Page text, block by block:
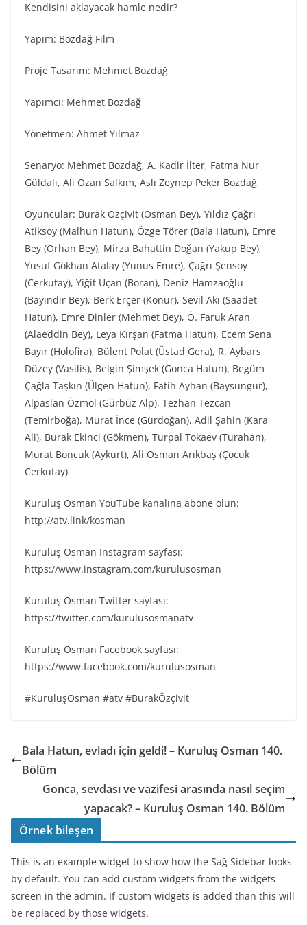
Kendisini aklayacak hamle nedir?
Yapım: Bozdağ Fi̇lm
Proje Tasarım: Mehmet Bozdağ
Yapımcı: Mehmet Bozdağ
Yönetmen: Ahmet Yılmaz
Senaryo: Mehmet Bozdağ, A. Kadir İlter, Fatma Nur
Güldalı, Ali Ozan Salkım, Aslı Zeynep Peker Bozdağ
Oyuncular: Burak Özçivit (Osman Bey), Yıldız Çağrı
Atiksoy (Malhun Hatun), Özge Törer (Bala Hatun), Emre
Bey (Orhan Bey), Mirza Bahattin Doğan (Yakup Bey),
Yusuf Gökhan Atalay (Yunus Emre), Çağrı Şensoy
(Cerkutay), Yiğit Uçan (Boran), Deniz Hamzaoğlu
(Bayındır Bey), Berk Erçer (Konur), Sevil Akı (Saadet
Hatun), Emre Dinler (Mehmet Bey), Ö. Faruk Aran
(Alaeddin Bey), Leya Kırşan (Fatma Hatun), Ecem Sena
Bayır (Holofira), Bülent Polat (Üstad Gera), R. Aybars
Düzey (Vasilis), Belgin Şimşek (Gonca Hatun), Begüm
Çağla Taşkın (Ülgen Hatun), Fatih Ayhan (Baysungur),
Alpaslan Özmol (Gürbüz Alp), Tezhan Tezcan
(Temirboğa), Murat İnce (Gürdoğan), Adil Şahin (Kara
Ali), Burak Ekinci (Gökmen), Turpal Tokaev (Turahan),
Murat Boncuk (Aykurt), Ali Osman Arıkbaş (Çocuk
Cerkutay)
Kuruluş Osman YouTube kanalına abone olun:
http://atv.link/kosman
Kuruluş Osman Instagram sayfası:
https://www.instagram.com/kurulusosman
Kuruluş Osman Twitter sayfası:
https://twitter.com/kurulusosmanatv
Kuruluş Osman Facebook sayfası:
https://www.facebook.com/kurulusosman
#KuruluşOsman #atv #BurakÖzçivit
Bala Hatun, evladı için geldi! – Kuruluş Osman 140.
Bölüm
Gonca, sevdası ve vazifesi arasında nasıl seçim
yapacak? – Kuruluş Osman 140. Bölüm
Örnek bileşen
This is an example widget to show how the Sağ Sidebar looks
by default. You can add custom widgets from the widgets
screen in the admin. If custom widgets is added than this will
be replaced by those widgets.